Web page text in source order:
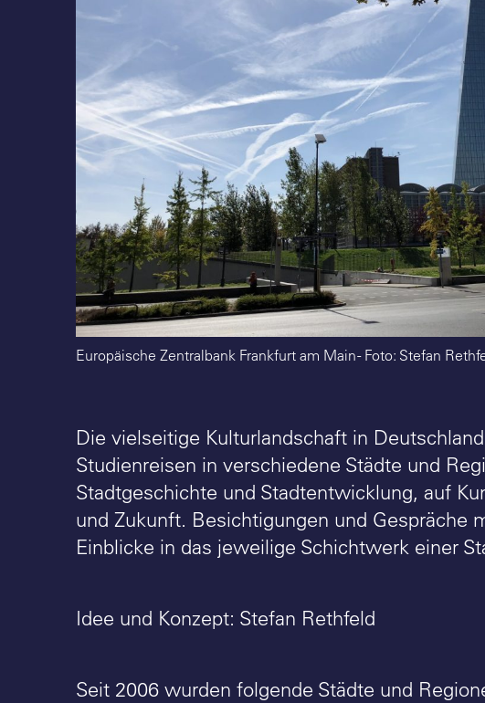
Europäische Zentralbank Frankfurt am Main - Foto: Stefan
Die vielseitige Kulturlandschaft in
Studienreisen in verschiedene Städte und
Stadtgeschichte und Stadtentwicklung, auf
und Zukunft. Besichtigungen und Gespräche
Einblicke in das jeweilige Schichtwerk einer
Idee und Konzept: Stefan Rethfeld
Seit 2006 wurden folgende Städte und